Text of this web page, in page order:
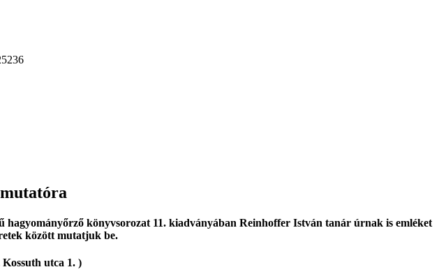
könyvsorozat 11. kiadványában Reinhoffer István tanár úrnak is emléket
között mutatjuk be.
utca 1. )